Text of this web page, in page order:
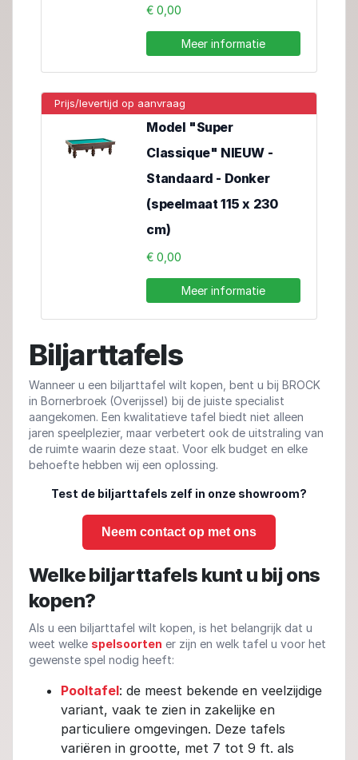
€ 0,00
Meer informatie
Prijs/levertijd op aanvraag
Model "Super
Classique" NIEUW -
Standaard - Donker
(speelmaat 115 x 230
cm)
€ 0,00
Meer informatie
Biljarttafels
Wanneer u een biljarttafel wilt kopen, bent u bij BROCK
in Bornerbroek (Overijssel) bij de juiste specialist
aangekomen. Een kwalitatieve tafel biedt niet alleen
jaren speelplezier, maar verbetert ook de uitstraling van
de ruimte waarin deze staat. Voor elk budget en elke
behoefte hebben wij een oplossing.
Test de biljarttafels zelf in onze showroom?
Neem contact op met ons
Welke biljarttafels kunt u bij ons
kopen?
Als u een biljarttafel wilt kopen, is het belangrijk dat u
weet welke spelsoorten er zijn en welk tafel u voor het
gewenste spel nodig heeft:
Pooltafel: de meest bekende en veelzijdige
variant, vaak te zien in zakelijke en
particuliere omgevingen. Deze tafels
variëren in grootte, met 7 tot 9 ft. als